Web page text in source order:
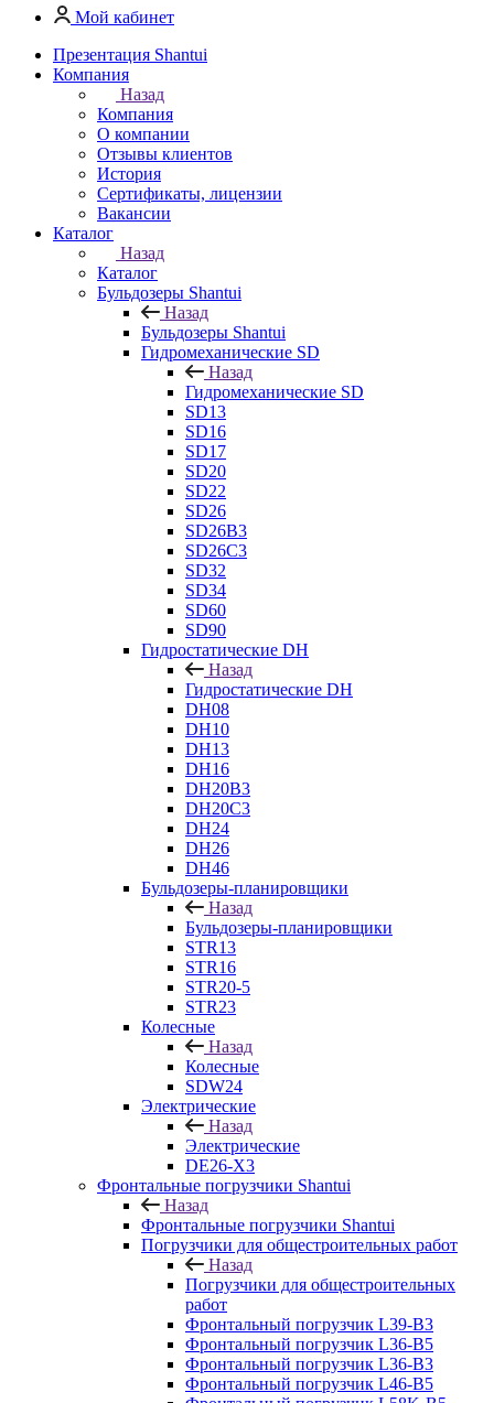
Мой кабинет
Презентация Shantui
Компания
Назад
Компания
О компании
Отзывы клиентов
История
Сертификаты, лицензии
Вакансии
Каталог
Назад
Каталог
Бульдозеры Shantui
Назад
Бульдозеры Shantui
Гидромеханические SD
Назад
Гидромеханические SD
SD13
SD16
SD17
SD20
SD22
SD26
SD26B3
SD26C3
SD32
SD34
SD60
SD90
Гидростатические DH
Назад
Гидростатические DH
DH08
DH10
DH13
DH16
DH20B3
DH20C3
DH24
DH26
DH46
Бульдозеры-планировщики
Назад
Бульдозеры-планировщики
STR13
STR16
STR20-5
STR23
Колесные
Назад
Колесные
SDW24
Электрические
Назад
Электрические
DE26-X3
Фронтальные погрузчики Shantui
Назад
Фронтальные погрузчики Shantui
Погрузчики для общестроительных работ
Назад
Погрузчики для общестроительных
работ
Фронтальный погрузчик L39-B3
Фронтальный погрузчик L36-B5
Фронтальный погрузчик L36-B3
Фронтальный погрузчик L46-B5